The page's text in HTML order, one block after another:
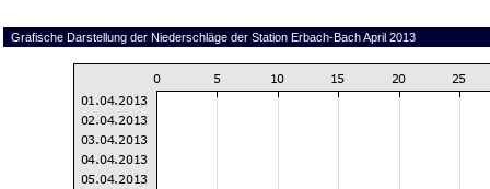
Grafische Darstellung der Niederschläge der Station Erbach-Bach April 2013